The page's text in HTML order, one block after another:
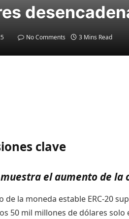
No Comments 3 Mins Read
clave
muestra el aumento de
de la moneda estable ERC-20
50 mil millones de dólares